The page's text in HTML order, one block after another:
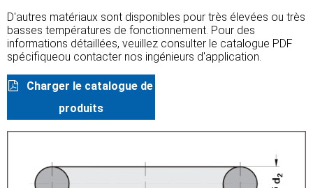
D'autres matériaux sont disponibles pour très élevées ou très
basses températures de fonctionnement. Pour des
informations détaillées, veuillez consulter le catalogue PDF
spécifiqueou contacter nos ingénieurs d'application.
Charger le catalogue de
produits